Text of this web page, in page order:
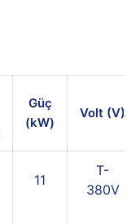
Güç
(kW)
Volt (V)
11
T-
380V